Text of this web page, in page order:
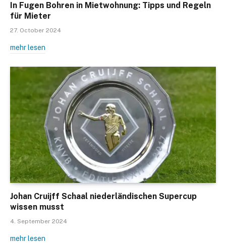
In Fugen Bohren in Mietwohnung: Tipps und Regeln
für Mieter
27. October 2024
mehr lesen
Johan Cruijff Schaal niederländischen Supercup
wissen musst
4. September 2024
mehr lesen